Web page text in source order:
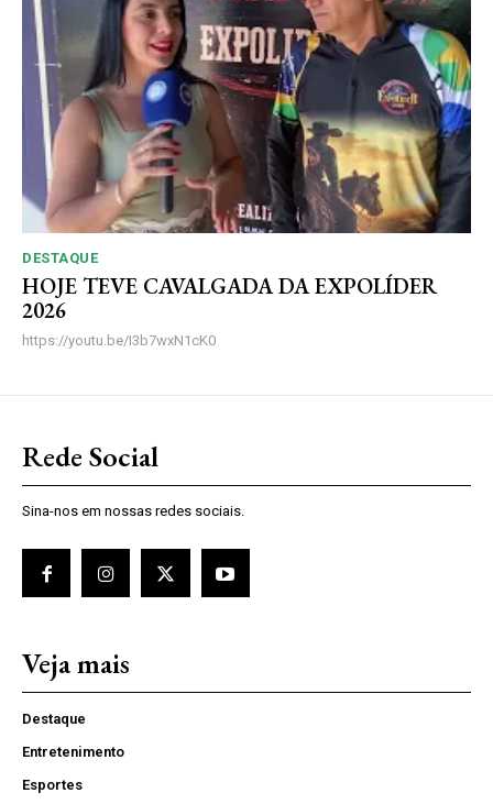
DESTAQUE
HOJE TEVE CAVALGADA DA EXPOLÍDER
2026
https://youtu.be/I3b7wxN1cK0
Rede Social
Sina-nos em nossas redes sociais.
Veja mais
Destaque
Entretenimento
Esportes